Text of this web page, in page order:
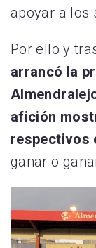
apoyar a los
Por ello y
arrancó la
afición
respectivos
ganar o